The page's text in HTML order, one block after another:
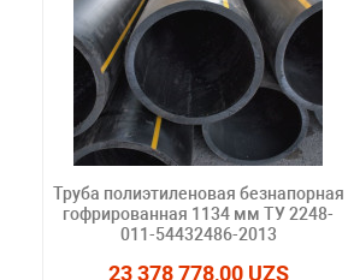
Труба полиэтиленовая безнапорная
гофрированная 1134 мм ТУ 2248-
011-54432486-2013
23 378 778,00 UZS